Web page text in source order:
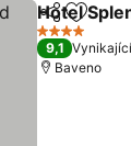
SdíletPřidat
Hotel
4 Počet
9,1 Vynikající
Baveno